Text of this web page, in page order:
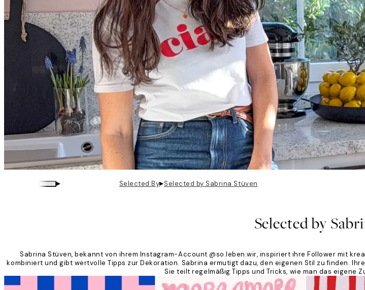
▸ Selected By▸Selected by Sabrina Stüven
Selected by
Sabrina Stüven, bekannt von ihrem Instagram-Account @so.leben.wir, inspiriert ihre Follower mit
kombiniert und gibt wertvolle Tipps zur Dekoration. Sabrina ermutigt dazu, den eigenen Stil zu finden.
Sie teilt regelmäßig Tipps und Tricks, wie man das eigene